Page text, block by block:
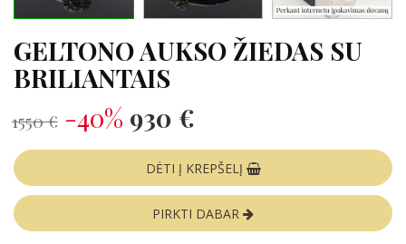
GELTONO AUKSO ŽIEDAS SU
BRILIANTAIS
1550 € -40% 930 €
DĖTI Į KREPŠELĮ
PIRKTI DABAR